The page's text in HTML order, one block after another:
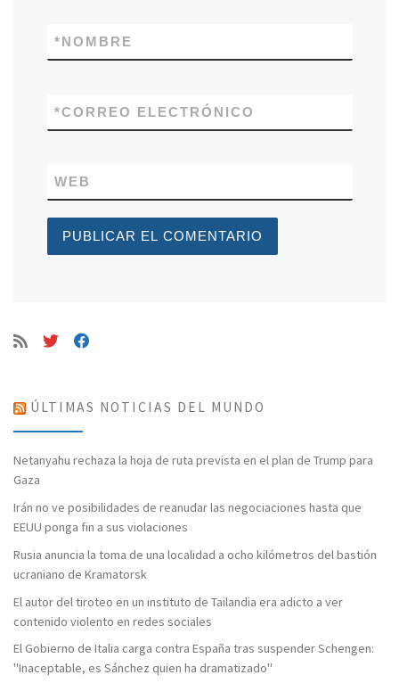
NOMBRE
*
CORREO ELECTRÓNICO
*
WEB
ÚLTIMAS NOTICIAS DEL MUNDO
Netanyahu rechaza la hoja de ruta prevista en el plan de Trump para
Gaza
Irán no ve posibilidades de reanudar las negociaciones hasta que
EEUU ponga fin a sus violaciones
Rusia anuncia la toma de una localidad a ocho kilómetros del bastión
ucraniano de Kramatorsk
El autor del tiroteo en un instituto de Tailandia era adicto a ver
contenido violento en redes sociales
El Gobierno de Italia carga contra España tras suspender Schengen:
"Inaceptable, es Sánchez quien ha dramatizado"